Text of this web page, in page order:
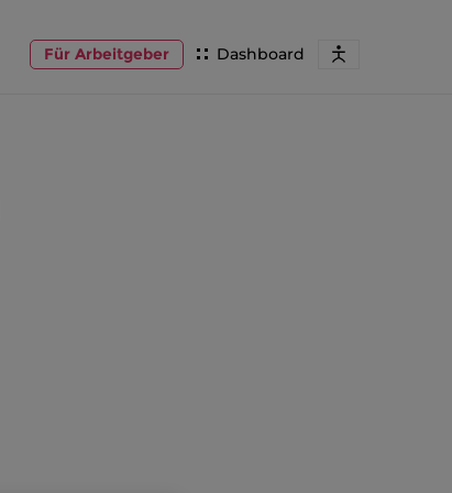
Dashboard
Für Arbeitgeber